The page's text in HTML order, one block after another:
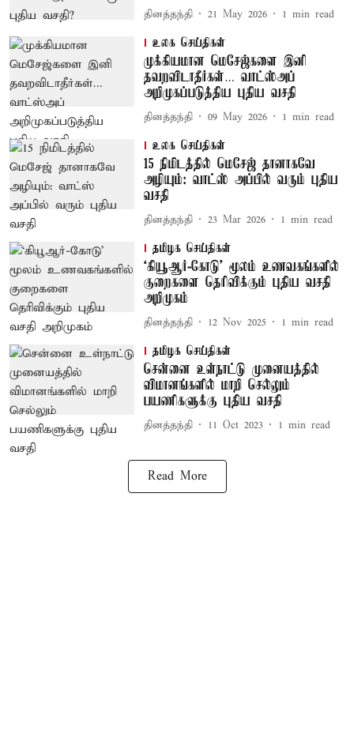
தினத்தந்தி 21 May 2026 1 min read
உலக செய்திகள்
முக்கியமான மெசேஜ்களை இனி
தவறவிடாதீர்கள்… வாட்ஸ்அப்
அறிமுகப்படுத்திய புதிய வசதி
தினத்தந்தி 09 May 2026 1 min read
உலக செய்திகள்
15 நிமிடத்தில் மெசேஜ் தானாகவே
அழியும்: வாட்ஸ் அப்பில் வரும் புதிய
வசதி
தினத்தந்தி 23 Mar 2026 1 min read
தமிழக செய்திகள்
‘கியூஆர்-கோடு' மூலம் உணவகங்களில்
குறைகளை தெரிவிக்கும் புதிய வசதி
அறிமுகம்
தினத்தந்தி 12 Nov 2025 1 min read
தமிழக செய்திகள்
சென்னை உள்நாட்டு முனையத்தில்
விமானங்களில் மாறி செல்லும்
பயணிகளுக்கு புதிய வசதி
தினத்தந்தி 11 Oct 2023 1 min read
Read More